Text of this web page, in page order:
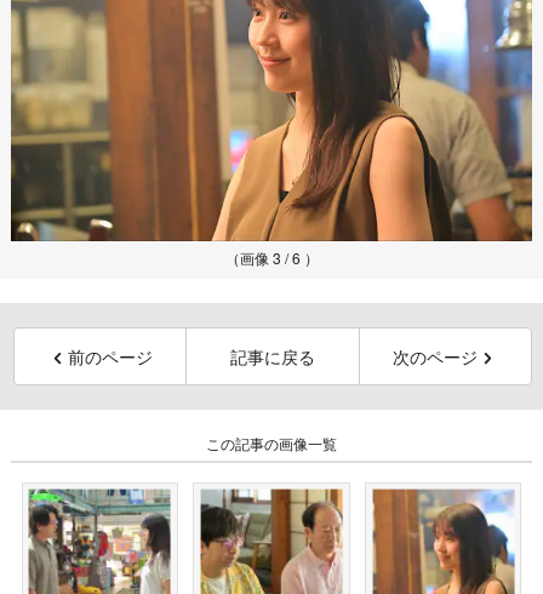
（画像 3 / 6 ）
前のページ 記事に戻る 次のページ
この記事の画像一覧